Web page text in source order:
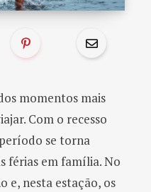
momentos mais
Com o recesso
se torna
férias em família. No
e, nesta estação, os